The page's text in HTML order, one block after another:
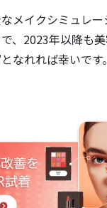
メイクシミュレ
、2023年以降も
なれれば幸いです。